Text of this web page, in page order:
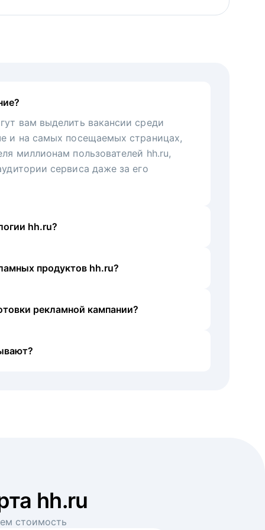
вам выделить вакансии среди
и на самых посещаемых страницах,
миллионам пользователей hh.ru,
сервиса даже за его
hh.ru?
продуктов hh.ru?
рекламной кампании?
hh.ru
стоимость